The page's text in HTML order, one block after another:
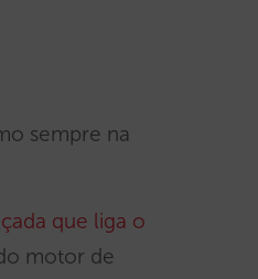
sempre na
que liga o
motor de